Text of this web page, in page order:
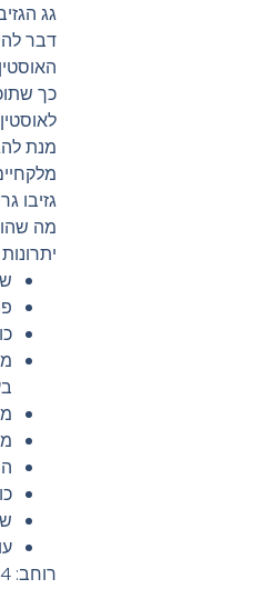
גג
דבר
כך
מנת
גזיבו
מה
כולל
רוחב: 224-284 ס"מ